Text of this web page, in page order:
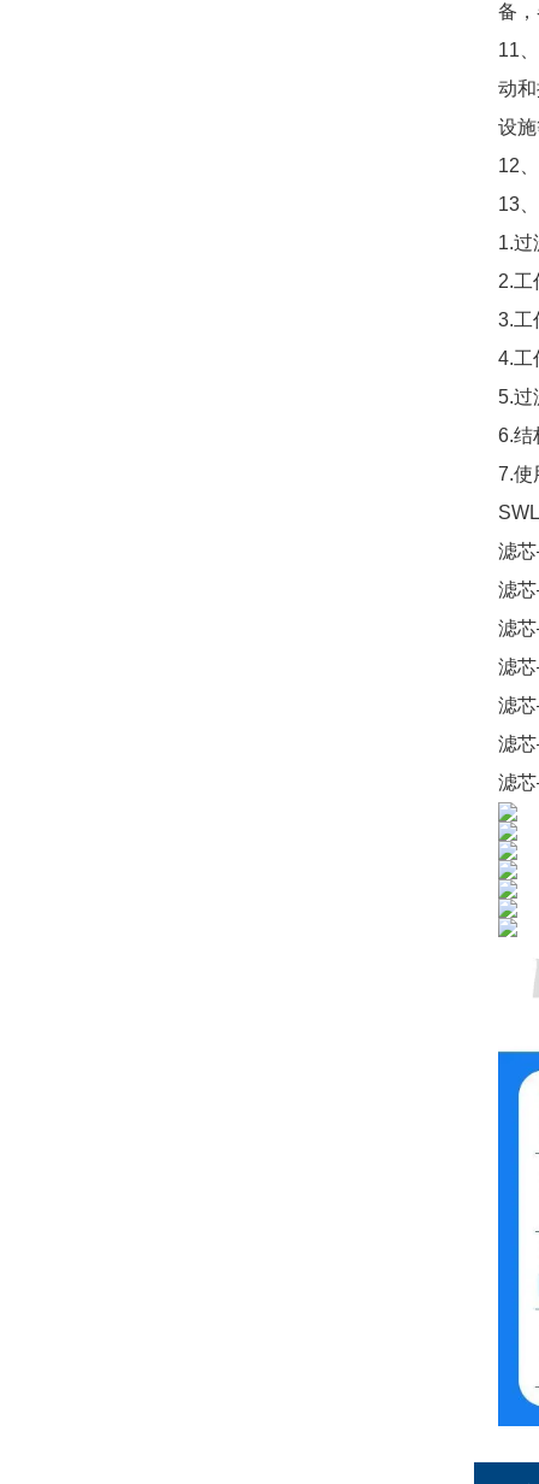
备
11
动
设
12
13
1.过
2.工
3.工
4.
5.过
6.结
7.使
滤
滤
滤
滤
滤
滤
滤